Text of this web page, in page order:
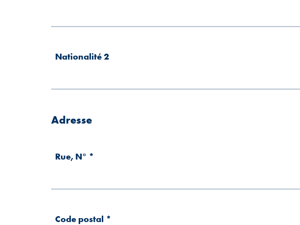
Nationalité 2
Adresse
Rue, N° *
Code postal *